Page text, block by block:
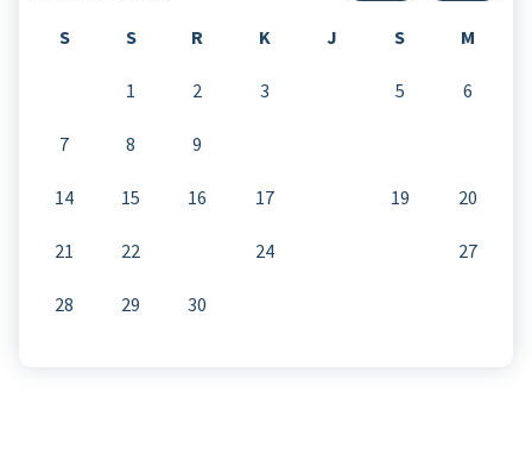
S S R K J S M
1 2 3 5 6
7 8 9
14 15 16 17 19 20
21 22 24 27
28 29 30